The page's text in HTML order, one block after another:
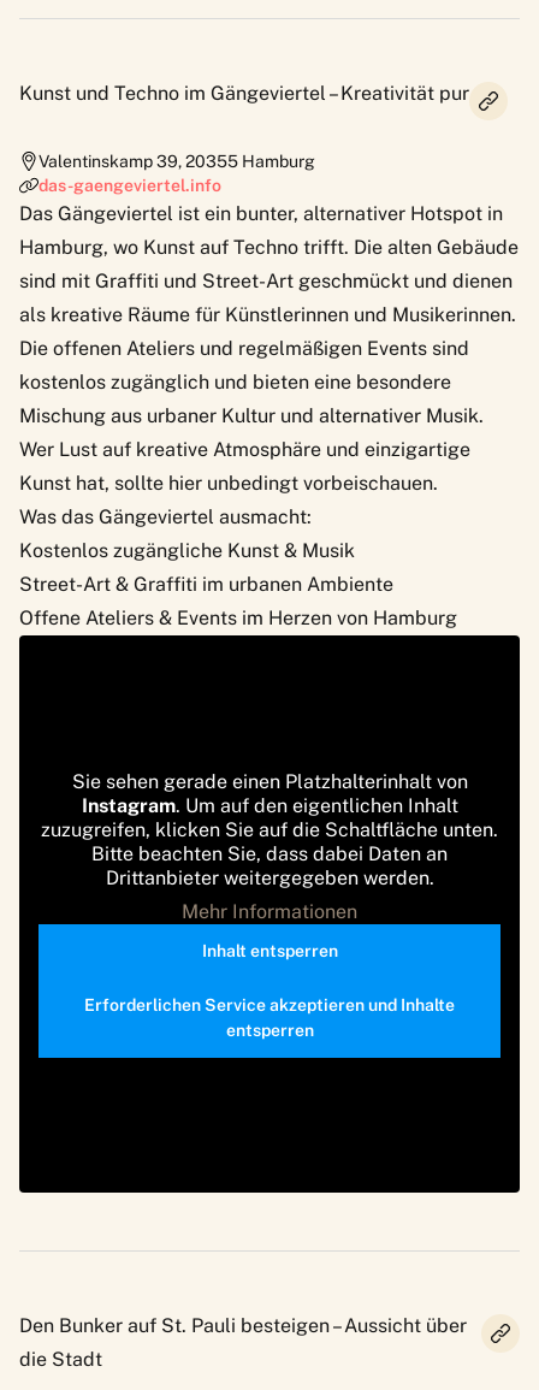
Kunst und Techno im Gängeviertel – Kreativität pur
Valentinskamp 39,20355 Hamburg
das-gaengeviertel.info
Das Gängeviertel ist ein bunter, alternativer Hotspot in
Hamburg, wo Kunst auf Techno trifft. Die alten Gebäude
sind mit Graffiti und Street-Art geschmückt und dienen
als kreative Räume für Künstlerinnen und Musikerinnen.
Die offenen Ateliers und regelmäßigen Events sind
kostenlos zugänglich und bieten eine besondere
Mischung aus urbaner Kultur und alternativer Musik.
Wer Lust auf kreative Atmosphäre und einzigartige
Kunst hat, sollte hier unbedingt vorbeischauen.
Was das Gängeviertel ausmacht:
Kostenlos zugängliche Kunst & Musik
Street-Art & Graffiti im urbanen Ambiente
Offene Ateliers & Events im Herzen von Hamburg
Sie sehen gerade einen Platzhalterinhalt von
Instagram. Um auf den eigentlichen Inhalt
zuzugreifen, klicken Sie auf die Schaltfläche unten.
Bitte beachten Sie, dass dabei Daten an
Drittanbieter weitergegeben werden.
Mehr Informationen
Inhalt entsperren
Erforderlichen Service akzeptieren und Inhalte
entsperren
Den Bunker auf St. Pauli besteigen – Aussicht über
die Stadt